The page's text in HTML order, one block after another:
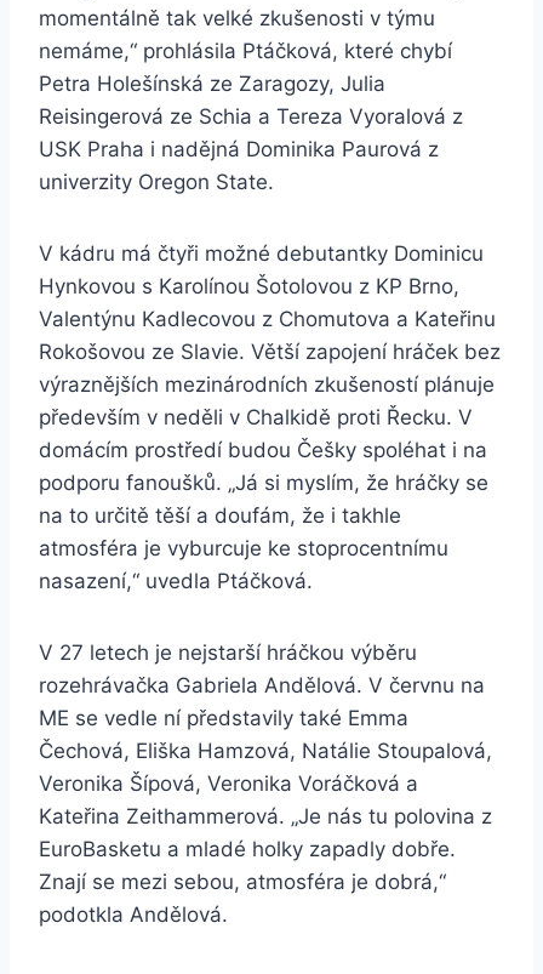
momentálně tak velké zkušenosti v týmu
nemáme,“ prohlásila Ptáčková, které chybí
Petra Holešínská ze Zaragozy, Julia
Reisingerová ze Schia a Tereza Vyoralová z
USK Praha i nadějná Dominika Paurová z
univerzity Oregon State.
V kádru má čtyři možné debutantky Dominicu
Hynkovou s Karolínou Šotolovou z KP Brno,
Valentýnu Kadlecovou z Chomutova a Kateřinu
Rokošovou ze Slavie. Větší zapojení hráček bez
výraznějších mezinárodních zkušeností plánuje
především v neděli v Chalkidě proti Řecku. V
domácím prostředí budou Češky spoléhat i na
podporu fanoušků. „Já si myslím, že hráčky se
na to určitě těší a doufám, že i takhle
atmosféra je vyburcuje ke stoprocentnímu
nasazení,“ uvedla Ptáčková.
V 27 letech je nejstarší hráčkou výběru
rozehrávačka Gabriela Andělová. V červnu na
ME se vedle ní představily také Emma
Čechová, Eliška Hamzová, Natálie Stoupalová,
Veronika Šípová, Veronika Voráčková a
Kateřina Zeithammerová. „Je nás tu polovina z
EuroBasketu a mladé holky zapadly dobře.
Znají se mezi sebou, atmosféra je dobrá,“
podotkla Andělová.